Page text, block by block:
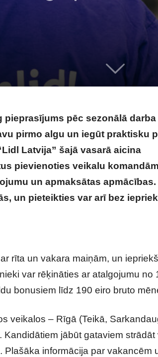
pēc sezonālā darba
pirmo algu un iegūt praktisku
Latvija” šajā vasarā aicina
pievienoties veikalu
un apmaksātas apmācības.
un pieteikties var arī bez
rīta un vakara maiņām, un
var rēķināties ar atalgojumu no
bonusiem līdz 190 eiro bruto
veikalos – Rīgā (Teikā,
jābūt gataviem strādāt
informācija par vakancēm